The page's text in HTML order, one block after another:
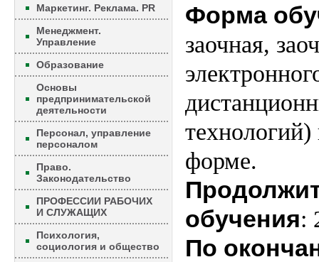
Маркетинг. Реклама. PR
Менеджмент.
Управление
Образование
Основы
предпринимательской
деятельности
Персонал, управление
персоналом
Право.
Законодательство
ПРОФЕССИИ РАБОЧИХ
И СЛУЖАЩИХ
Психология,
социология и общество
Форма
заочная,
технологий)
форме.
обучения:
По